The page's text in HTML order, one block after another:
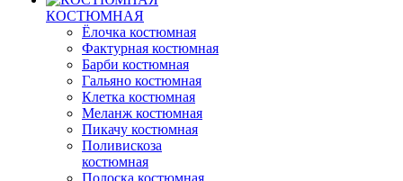
КОСТЮМНАЯ
Ёлочка костюмная
Фактурная костюмная
Барби костюмная
Гальяно костюмная
Клетка костюмная
Меланж костюмная
Пикачу костюмная
Поливискоза
костюмная
Полоска костюмная